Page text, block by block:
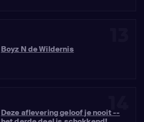
Boyz N de Wildernis
14
Deze aflevering geloof je nooit --